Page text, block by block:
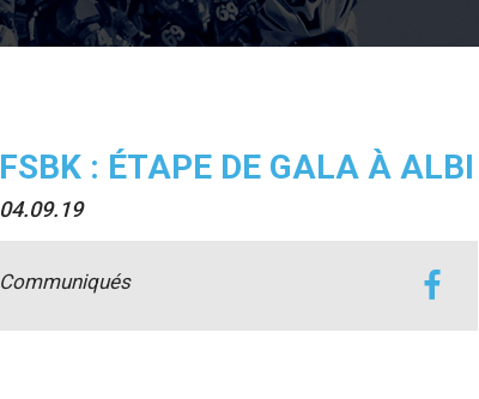
FSBK : ÉTAPE DE GALA À ALBI
04.09.19
Communiqués